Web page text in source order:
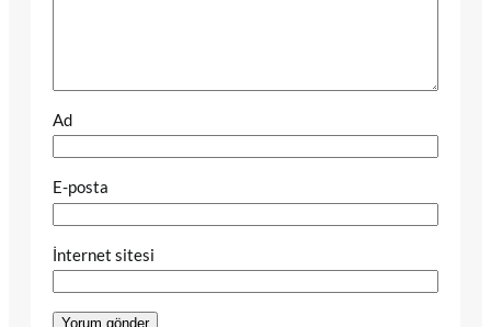
Ad
E-posta
İnternet sitesi